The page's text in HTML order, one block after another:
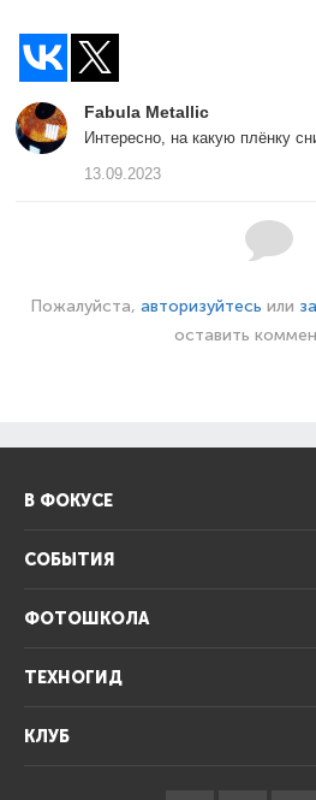
Fabula Metallic
Интересно, на какую плёнку
13.09.2023
Пожалуйста, авторизуйтесь или
оставить
В ФОКУСЕ
СОБЫТИЯ
ФОТОШКОЛА
ТЕХНОГИД
КЛУБ